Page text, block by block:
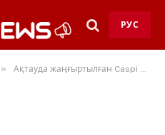
РУС
» Ақтауда жаңғыртылған Caspi Bitum зауыты іске қосылды